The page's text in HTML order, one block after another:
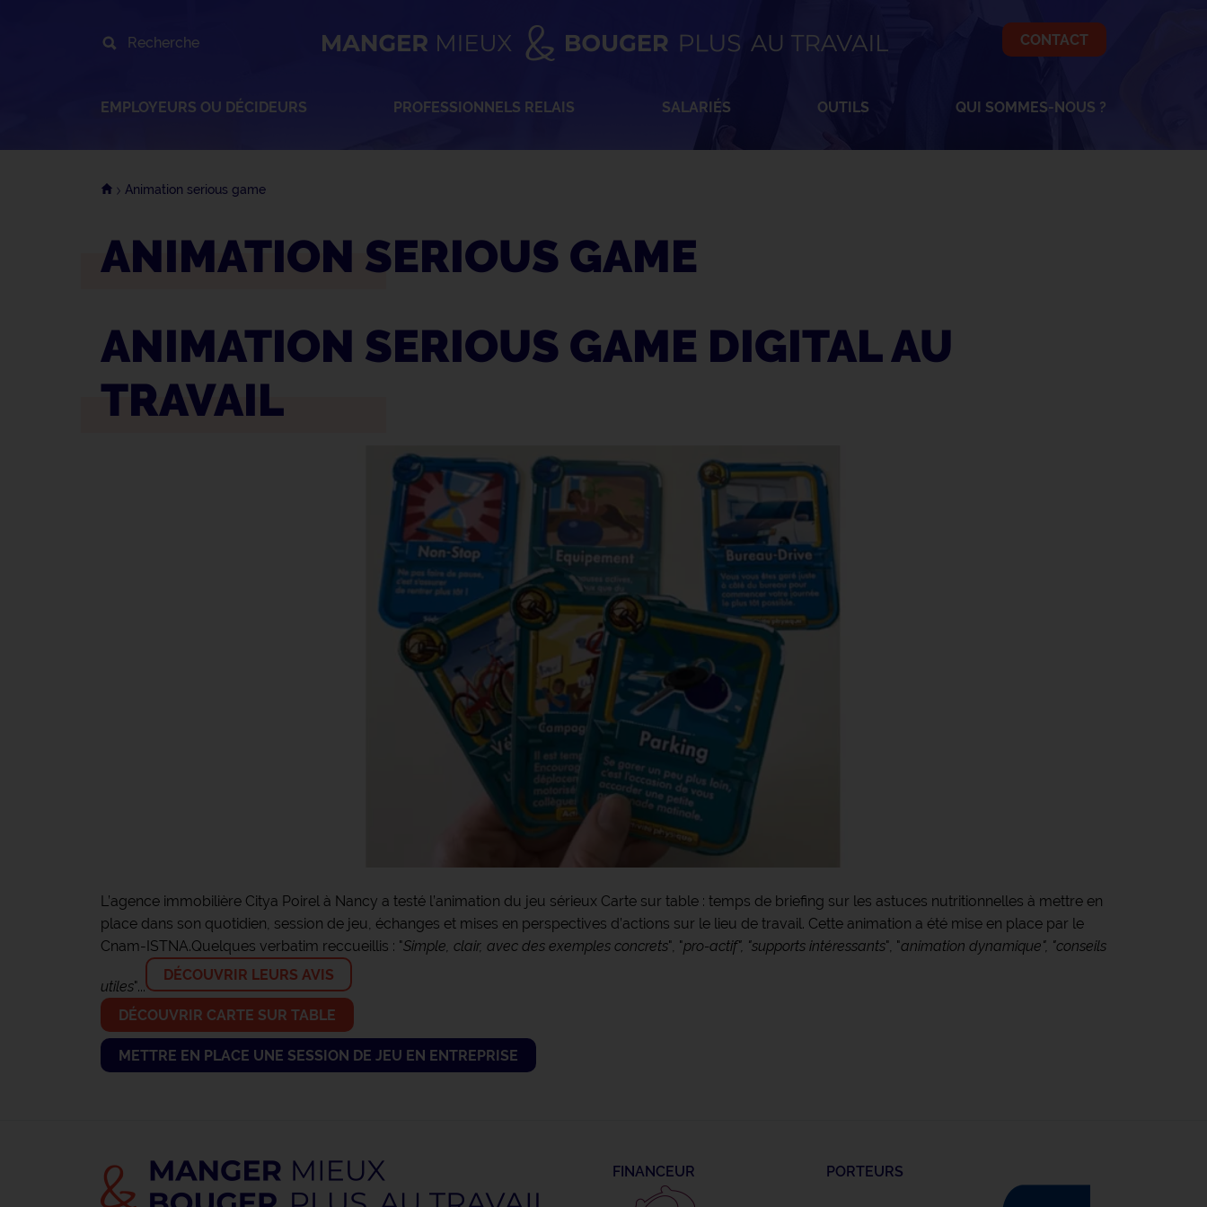
Recherche CONTACT
EMPLOYEURS OU DÉCIDEURS PROFESSIONNELS RELAIS SALARIÉS OUTILS QUI SOMMES-NOUS ?
OK
Animation serious game
ANIMATION SERIOUS GAME
ANIMATION SERIOUS GAME DIGITAL AU
TRAVAIL
L’agence immobilière Citya Poirel à Nancy a testé l’animation du jeu sérieux Carte sur table : temps de briefing sur les astuces nutritionnelles à mettre en
place dans son quotidien, session de jeu, échanges et mises en perspectives d’actions sur le lieu de travail. Cette animation a été mise en place par le
Cnam-ISTNA.Quelques verbatim reccueillis : "Simple, clair, avec des exemples concrets", "pro-actif", "supports intéressants", "animation dynamique", "conseils
utiles"...
DÉCOUVRIR LEURS AVIS
DÉCOUVRIR CARTE SUR TABLE
METTRE EN PLACE UNE SESSION DE JEU EN ENTREPRISE
FINANCEUR PORTEURS